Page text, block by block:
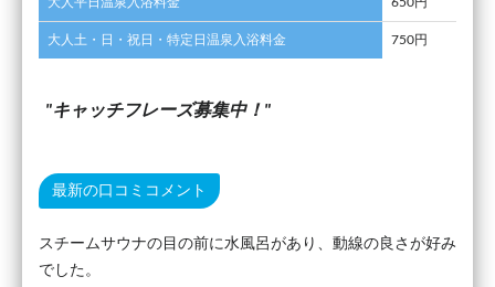
大人土・日・祝日・特定日温泉入浴料金 750円
キャッチフレーズ募集中！
最新の口コミコメント
スチームサウナの目の前に水風呂があり、動線の良さが好み
でした。